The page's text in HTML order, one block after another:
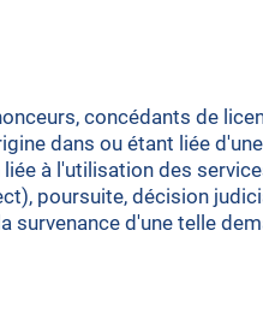
concédants de
dans ou étant liée
à l'utilisation des
poursuite, décision
d'une telle